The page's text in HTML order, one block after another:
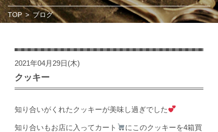
TOP > ブログ
2021年04月29日(木)
クッキー
知り合いがくれたクッキーが美味し過ぎでした
知り合いもお店に入ってカート
にこのクッキーを4箱買